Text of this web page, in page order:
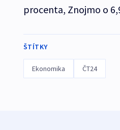
procenta, Znojmo o
ŠTÍTKY
Ekonomika ČT24